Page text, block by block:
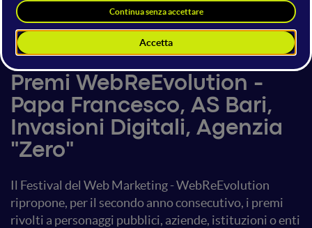
4 luglio 201420:00 - 20:20
Plenaria
Premi WebReEvolution -
Papa Francesco, AS Bari,
Invasioni Digitali, Agenzia
"Zero"
Il Festival del Web Marketing - WebReEvolution
ripropone, per il secondo anno consecutivo, i premi
rivolti a personaggi pubblici, aziende, istituzioni o enti